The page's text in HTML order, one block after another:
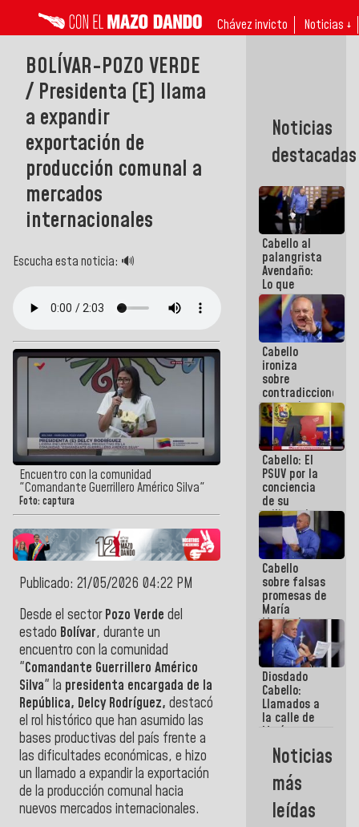
Chávez invicto Noticias ↓
BOLÍVAR-POZO VERDE
/ Presidenta (E) llama
a expandir
exportación de
producción comunal a
mercados
internacionales
Escucha esta noticia: 🔊
Encuentro con la comunidad
"Comandante Guerrillero Américo Silva"
Foto: captura
Publicado: 21/05/2026 04:22 PM
Desde el sectorPozo Verde del
estado Bolívar, durante un
encuentro con la comunidad
"Comandante Guerrillero Américo
Silva" la presidenta encargada de la
República, Delcy Rodríguez, destacó
el rol histórico que han asumido las
bases productivas del país frente a
las dificultades económicas, e hizo
un llamado a expandir la exportación
de la producción comunal hacia
nuevos mercados internacionales.
Noticias
destacadas
Cabello al
palangrista
Avendaño:
Lo que
vayas a
escribir
hazlo hoy
por que no
sabemos si
la semana
que viene
hay
programa
Cabello
ironiza
sobre
contradicciones
y mentiras
de María
Machado:
¡Créanle!
Cabello: El
PSUV por la
conciencia
de su
militancia
es la
organización
política más
sólida de
Venezuela
Cabello
sobre falsas
promesas de
María
Machado:
¿Quién le
puede creer?
¿Y la gente
que ella iba
a salvar en
La Guaira?
Diosdado
Cabello:
Llamados a
la calle de
María
Machado se
estrellaron
de frente
contra el
Pueblo
Noticias
más
leídas